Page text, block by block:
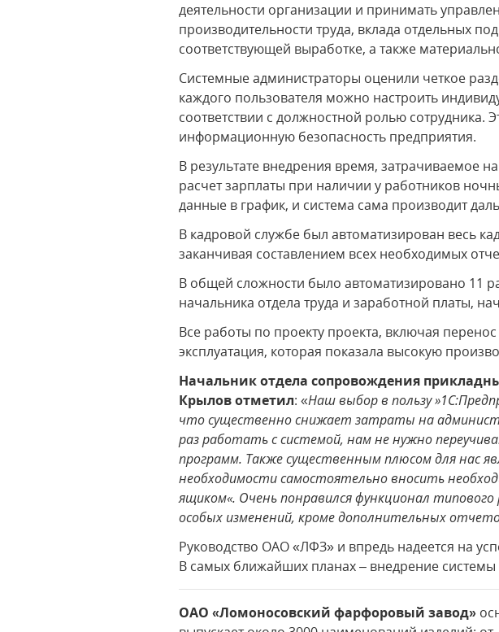
деятельности организации и принимать
производительности труда, вклада отдельных
соответствующей выработке, а также
Системные администраторы оценили четкое
каждого пользователя можно настроить
соответствии с должностной ролью
информационную безопасность предприятия.
В результате внедрения время, затрачиваемое
расчет зарплаты при наличии у работников
данные в график, и система сама производит
В кадровой службе был автоматизирован весь
заканчивая составлением всех необходимых
В общей сложности было автоматизировано 11
начальника отдела труда и заработной платы,
Все работы по проекту проекта, включая
эксплуатация, которая показала высокую
Начальник отдела сопровождения
Крыловотметил: «Наш выбор в пользу
что существенно снижает затраты на
раз работать с системой, нам не нужно
программ. Также существенным плюсом для нас
необходимости самостоятельно вносить
ящиком«. Очень понравился функционал
особых изменений, кроме дополнительных
Руководство ОАО «ЛФЗ» и впредь надеется на
В самых ближайших планах – внедрение системы
ОАО «Ломоносовский фарфоровый завод»